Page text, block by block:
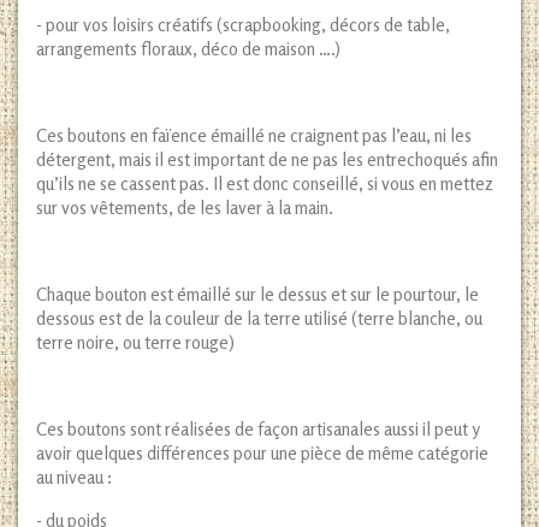
- pour vos loisirs créatifs (scrapbooking, décors de table,
arrangements floraux, déco de maison ….)
Ces boutons en faïence émaillé ne craignent pas l’eau, ni les
détergent, mais il est important de ne pas les entrechoqués afin
qu’ils ne se cassent pas. Il est donc conseillé, si vous en mettez
sur vos vêtements, de les laver à la main.
Chaque bouton est émaillé sur le dessus et sur le pourtour, le
dessous est de la couleur de la terre utilisé (terre blanche, ou
terre noire, ou terre rouge)
Ces boutons sont réalisées de façon artisanales aussi il peut y
avoir quelques différences pour une pièce de même catégorie
au niveau :
- du poids